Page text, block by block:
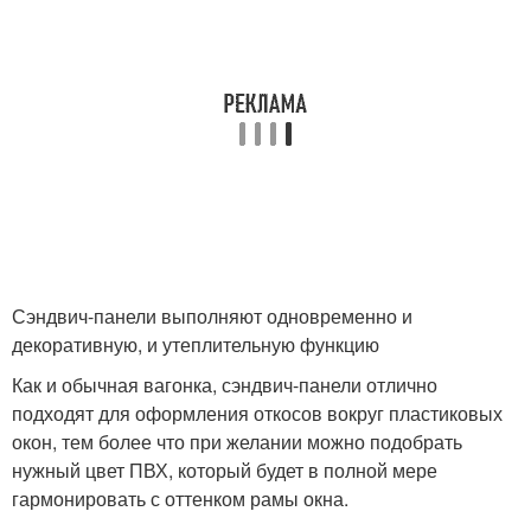
Сэндвич-панели выполняют одновременно и
декоративную, и утеплительную функцию
Как и обычная вагонка, сэндвич-панели отлично
подходят для оформления откосов вокруг пластиковых
окон, тем более что при желании можно подобрать
нужный цвет ПВХ, который будет в полной мере
гармонировать с оттенком рамы окна.